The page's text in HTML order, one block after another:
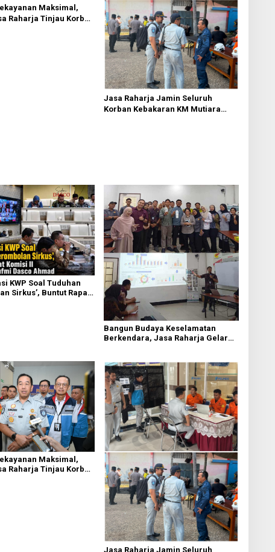
Maksimal,
Raharja Tinjau Korban
Jasa Raharja Jamin Seluruh
Korban Kebakaran KM Mutiara
KWP Soal Tuduhan
Sirkus’, Buntut Rapat
Bangun Budaya Keselamatan
Berkendara, Jasa Raharja Gelar
Maksimal,
Raharja Tinjau Korban
Jasa Raharja Jamin Seluruh